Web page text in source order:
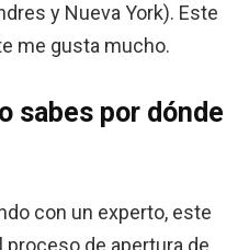
y Nueva York). Este
me gusta mucho.
sabes por dónde
con un experto, este
proceso de apertura de